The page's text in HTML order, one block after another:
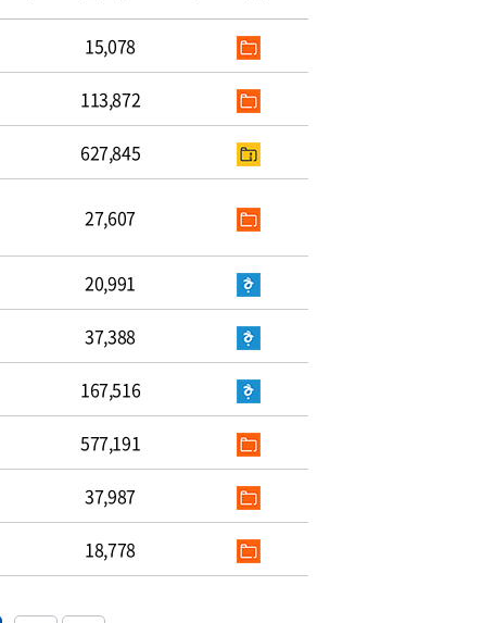
15,078
113,872
627,845
27,607
20,991
37,388
167,516
577,191
37,987
18,778